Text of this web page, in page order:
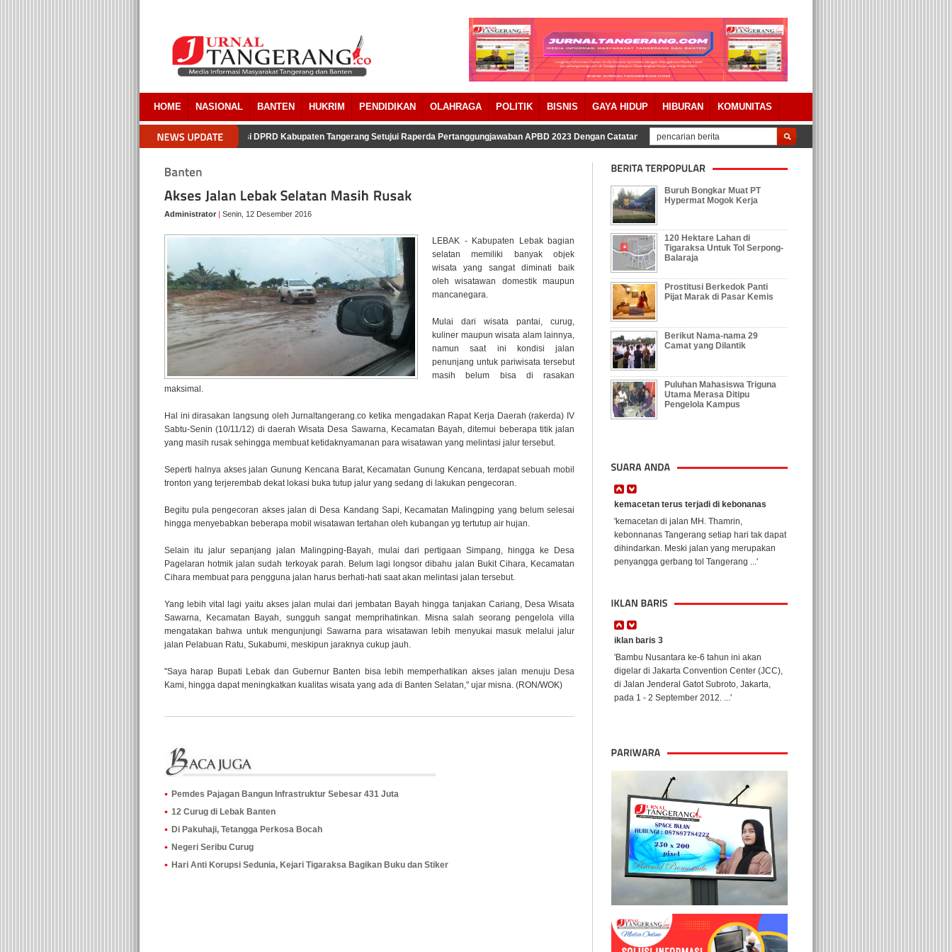
HOME NASIONAL BANTEN HUKRIM PENDIDIKAN OLAHRAGA POLITIK BISNIS GAYA HIDUP HIBURAN KOMUNITAS
Pembebasan Lahan RSUD Tigaraksa Delapan Fraksi DPRD Kabupaten Tangerang Setujui Raperda Pertanggungjawaban APBD 2023 Dengan Catatan Tolak Keberadaan Galian Tanah, Ratusan Warga Pegenjahan Geruduk
Administrator | Senin, 12 Desember 2016
LEBAK - Kabupaten Lebak bagian
selatan memiliki banyak objek
wisata yang sangat diminati baik
oleh wisatawan domestik maupun
mancanegara.
Mulai dari wisata pantai, curug,
kuliner maupun wisata alam lainnya,
namun saat ini kondisi jalan
penunjang untuk pariwisata tersebut
masih belum bisa di rasakan
maksimal.
Hal ini dirasakan langsung oleh Jurnaltangerang.co ketika mengadakan Rapat Kerja Daerah (rakerda) IV
Sabtu-Senin (10/11/12) di daerah Wisata Desa Sawarna, Kecamatan Bayah, ditemui beberapa titik jalan
yang masih rusak sehingga membuat ketidaknyamanan para wisatawan yang melintasi jalur tersebut.
Seperti halnya akses jalan Gunung Kencana Barat, Kecamatan Gunung Kencana, terdapat sebuah mobil
tronton yang terjerembab dekat lokasi buka tutup jalur yang sedang di lakukan pengecoran.
Begitu pula pengecoran akses jalan di Desa Kandang Sapi, Kecamatan Malingping yang belum selesai
hingga menyebabkan beberapa mobil wisatawan tertahan oleh kubangan yg tertutup air hujan.
Selain itu jalur sepanjang jalan Malingping-Bayah, mulai dari pertigaan Simpang, hingga ke Desa
Pagelaran hotmik jalan sudah terkoyak parah. Belum lagi longsor dibahu jalan Bukit Cihara, Kecamatan
Cihara membuat para pengguna jalan harus berhati-hati saat akan melintasi jalan tersebut.
Yang lebih vital lagi yaitu akses jalan mulai dari jembatan Bayah hingga tanjakan Cariang, Desa Wisata
Sawarna, Kecamatan Bayah, sungguh sangat memprihatinkan. Misna salah seorang pengelola villa
mengatakan bahwa untuk mengunjungi Sawarna para wisatawan lebih menyukai masuk melalui jalur
jalan Pelabuan Ratu, Sukabumi, meskipun jaraknya cukup jauh.
"Saya harap Bupati Lebak dan Gubernur Banten bisa lebih memperhatikan akses jalan menuju Desa
Kami, hingga dapat meningkatkan kualitas wisata yang ada di Banten Selatan," ujar misna. (RON/WOK)
Pemdes Pajagan Bangun Infrastruktur Sebesar 431 Juta
12 Curug di Lebak Banten
Di Pakuhaji, Tetangga Perkosa Bocah
Negeri Seribu Curug
Hari Anti Korupsi Sedunia, Kejari Tigaraksa Bagikan Buku dan Stiker
Buruh Bongkar Muat PT
Hypermat Mogok Kerja
120 Hektare Lahan di
Tigaraksa Untuk Tol Serpong-
Balaraja
Prostitusi Berkedok Panti
Pijat Marak di Pasar Kemis
Berikut Nama-nama 29
Camat yang Dilantik
Puluhan Mahasiswa Triguna
Utama Merasa Ditipu
Pengelola Kampus
kemacetan terus terjadi di kebonanas
'kemacetan di jalan MH. Thamrin,
kebonnanas Tangerang setiap hari tak dapat
dihindarkan. Meski jalan yang merupakan
penyangga gerbang tol Tangerang ...'
iklan baris 3
'Bambu Nusantara ke-6 tahun ini akan
digelar di Jakarta Convention Center (JCC),
di Jalan Jenderal Gatot Subroto, Jakarta,
pada 1 - 2 September 2012. ...'